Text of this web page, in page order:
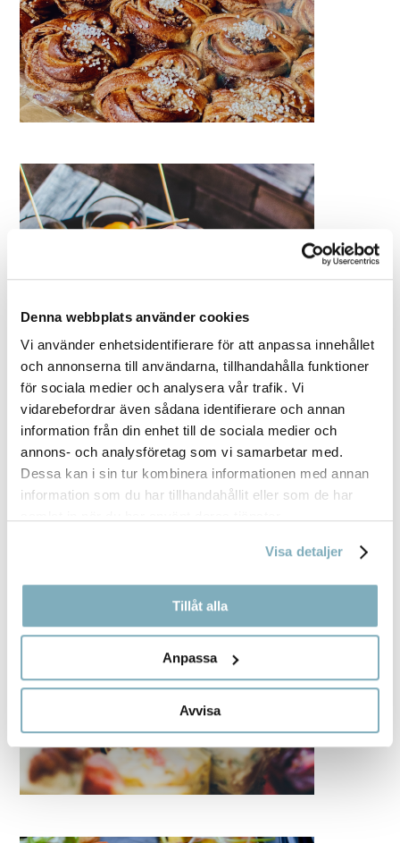
Denna webbplats använder cookies
Vi använder enhetsidentifierare för att anpassa innehållet
och annonserna till användarna, tillhandahålla funktioner
för sociala medier och analysera vår trafik. Vi
vidarebefordrar även sådana identifierare och annan
information från din enhet till de sociala medier och
annons- och analysföretag som vi samarbetar med.
Dessa kan i sin tur kombinera informationen med annan
information som du har tillhandahållit eller som de har
Visa detaljer
Tillåt alla
Anpassa
Avvisa